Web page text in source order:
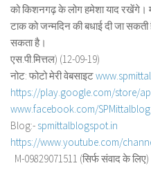
को किशनगढ़ के लोग हमेशा याद रखेंगे।
टाक को जन्मदिन की बधाई दी जा सकती
सकता है।
एस.पी.मित्तल) (12-09-19)
नोट: फोटो मेरी वेबसाइट
https://play.google.com/store/
www.facebook.com/SPMittalblog
Blog:- spmittalblogspot.in
https://www.youtube.com/
M-09829071511 (सिर्फ संवाद के लिए)